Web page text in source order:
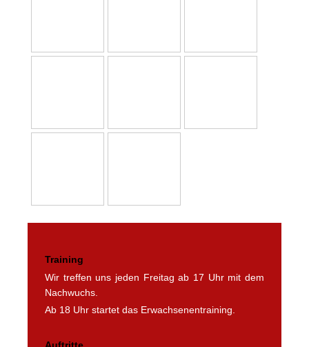
Training
Wir treffen uns jeden Freitag ab 17 Uhr mit dem
Nachwuchs.
Ab 18 Uhr startet das Erwachsenentraining.